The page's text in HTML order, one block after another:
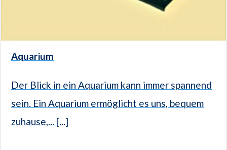
Aquarium
Der Blick in ein Aquarium kann immer spannend
sein. Ein Aquarium ermöglicht es uns, bequem
zuhause,... [...]